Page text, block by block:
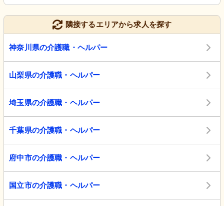
隣接するエリアから求人を探す
神奈川県の介護職・ヘルパー
山梨県の介護職・ヘルパー
埼玉県の介護職・ヘルパー
千葉県の介護職・ヘルパー
府中市の介護職・ヘルパー
国立市の介護職・ヘルパー